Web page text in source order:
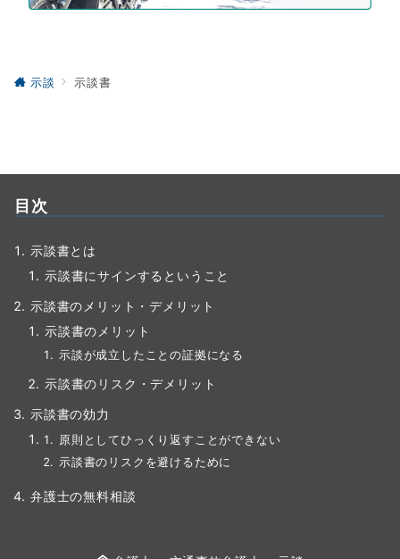
示談 示談書
目次
示談書とは
示談書にサインするということ
示談書のメリット・デメリット
示談書のメリット
示談が成立したことの証拠になる
示談書のリスク・デメリット
示談書の効力
原則としてひっくり返すことができない
示談書のリスクを避けるために
弁護士の無料相談